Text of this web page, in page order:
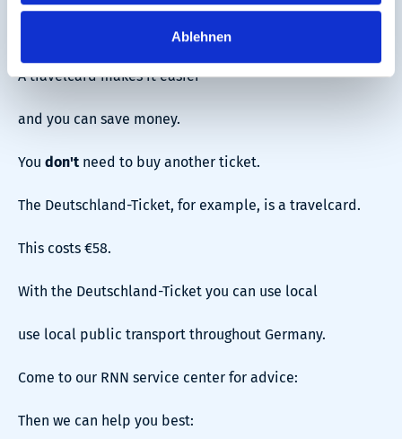
Ablehnen
Then a travelcard is a good idea.
A travelcard makes it easier
and you can save money.
You don't need to buy another ticket.
The Deutschland-Ticket, for example, is a travelcard.
This costs €58.
With the Deutschland-Ticket you can use local
use local public transport throughout Germany.
Come to our RNN service center for advice:
Then we can help you best: